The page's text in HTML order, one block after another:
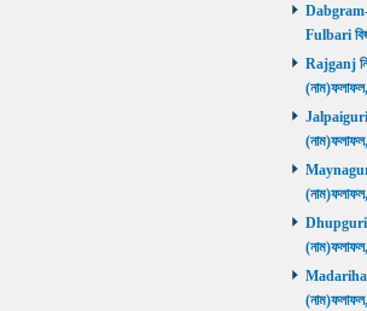
Dabgram-
Fulbari
Rajganj
Jalpaiguri
Maynaguri
Dhupguri
Madarihat